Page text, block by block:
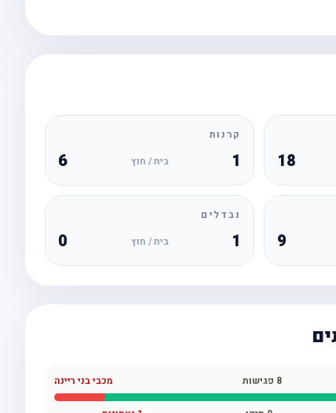
18
קרנות
1 בית / חוץ 6
9
נבדלים
1 בית / חוץ 0
8 פגישות מכבי בני ריינה